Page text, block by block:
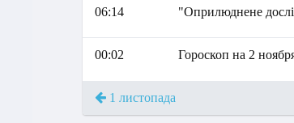
06:14 "Оприлюднене
00:02 Гороскоп на 2
1 листопада